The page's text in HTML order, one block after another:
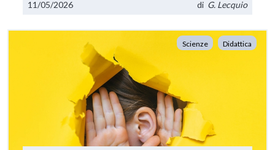
11/05/2026 di G. Lecquio
Scienze Didattica